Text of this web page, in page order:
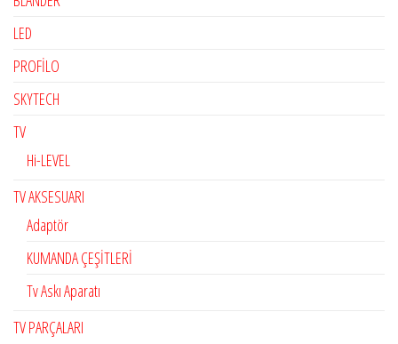
LED
PROFİLO
SKYTECH
TV
Hi-LEVEL
TV AKSESUARI
Adaptör
KUMANDA ÇEŞİTLERİ
Tv Askı Aparatı
TV PARÇALARI